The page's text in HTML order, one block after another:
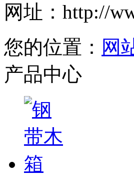
网址： http://
您的位置： 网
产品中心